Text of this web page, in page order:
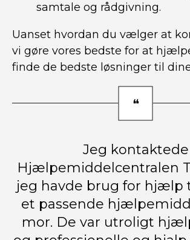
samtale og rådgivning.
Uanset hvordan du vælger at
vi gøre vores bedste for at
finde de bedste løsninger til
Jeg kontaktede
Hjælpemiddelcentralen
jeg havde brug for hjælp
et passende
mor. De var utroligt